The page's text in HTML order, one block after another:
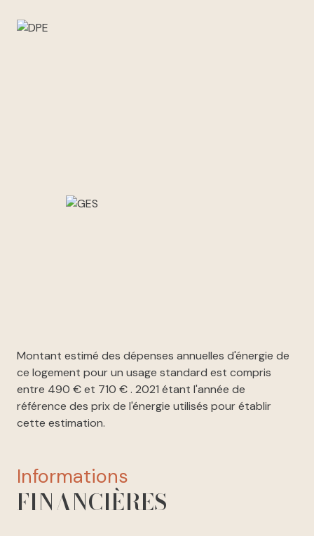
Montant estimé des dépenses annuelles d'énergie de
ce logement pour un usage standard est compris
entre 490 € et 710 € . 2021 étant l'année de
référence des prix de l'énergie utilisés pour établir
cette estimation.
informations
FINANCIÈRES